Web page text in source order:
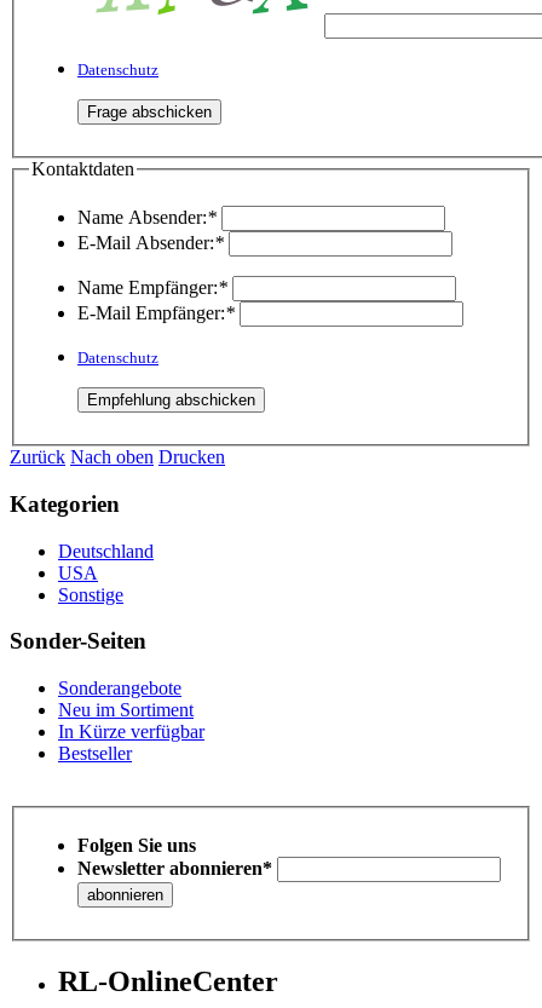
Datenschutz
Kontaktdaten
Name Absender:*
E-Mail Absender:*
Name Empfänger:*
E-Mail Empfänger:*
Datenschutz
Zurück Nach oben Drucken
Kategorien
Deutschland
USA
Sonstige
Sonder-Seiten
Sonderangebote
Neu im Sortiment
In Kürze verfügbar
Bestseller
Folgen Sie uns
Newsletter abonnieren*
RL-OnlineCenter